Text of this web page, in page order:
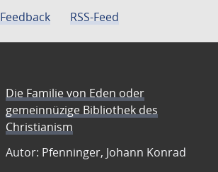
Feedback
RSS-Feed
Die Familie von Eden oder
gemeinnüzige Bibliothek des
Christianism
Autor: Pfenninger, Johann Konrad